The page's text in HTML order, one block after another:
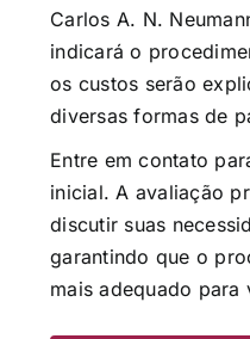
Carlos A. N.
indicará o
os custos serão
diversas formas de
Entre em contato
inicial. A avaliação
discutir suas
garantindo que o
mais adequado para